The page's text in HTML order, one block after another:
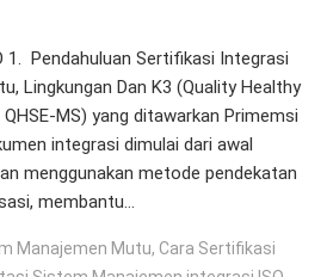
1. Pendahuluan Sertifikasi Integrasi
Lingkungan Dan K3 (Quality Healthy
MS) yang ditawarkan Primemsi
integrasi dimulai dari awal
menggunakan metode pendekatan
membantu…
Manajemen Mutu, Cara Sertifikasi